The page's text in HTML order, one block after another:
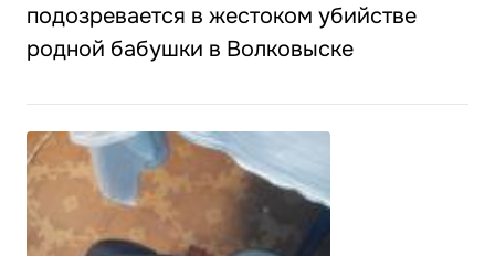
подозревается в жестоком убийстве
родной бабушки в Волковыске